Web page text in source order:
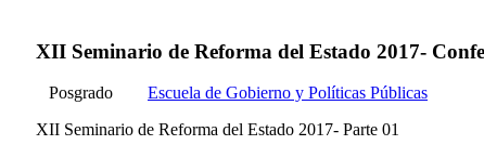
XII Seminario de Reforma del Estado 2017-
Posgrado
Escuela de Gobierno y Políticas Públicas
XII Seminario de Reforma del Estado 2017- Parte 01